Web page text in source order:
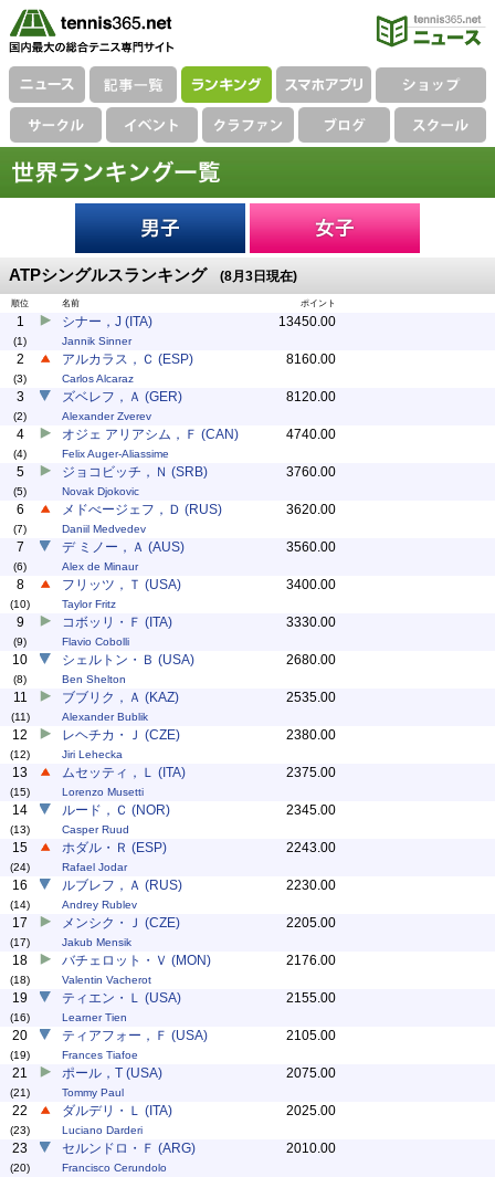
ATPシングルスランキング (8月3日現在)
順位 名前 ポイント
1
(1)
シナー，J (ITA)
Jannik Sinner
13450.00
2
(3)
アルカラス，Ｃ (ESP)
Carlos Alcaraz
8160.00
3
(2)
ズベレフ，Ａ (GER)
Alexander Zverev
8120.00
4
(4)
オジェ アリアシム，Ｆ (CAN)
Felix Auger-Aliassime
4740.00
5
(5)
ジョコビッチ，Ｎ (SRB)
Novak Djokovic
3760.00
6
(7)
メドべージェフ，Ｄ (RUS)
Daniil Medvedev
3620.00
7
(6)
デ ミノー，Ａ (AUS)
Alex de Minaur
3560.00
8
(10)
フリッツ，Ｔ (USA)
Taylor Fritz
3400.00
9
(9)
コボッリ・Ｆ (ITA)
Flavio Cobolli
3330.00
10
(8)
シェルトン・Ｂ (USA)
Ben Shelton
2680.00
11
(11)
ブブリク，Ａ (KAZ)
Alexander Bublik
2535.00
12
(12)
レヘチカ・Ｊ (CZE)
Jiri Lehecka
2380.00
13
(15)
ムセッティ，Ｌ (ITA)
Lorenzo Musetti
2375.00
14
(13)
ルード，Ｃ (NOR)
Casper Ruud
2345.00
15
(24)
ホダル・Ｒ (ESP)
Rafael Jodar
2243.00
16
(14)
ルブレフ，Ａ (RUS)
Andrey Rublev
2230.00
17
(17)
メンシク・Ｊ (CZE)
Jakub Mensik
2205.00
18
(18)
バチェロット・Ｖ (MON)
Valentin Vacherot
2176.00
19
(16)
ティエン・Ｌ (USA)
Learner Tien
2155.00
20
(19)
ティアフォー，Ｆ (USA)
Frances Tiafoe
2105.00
21
(21)
ポール，T (USA)
Tommy Paul
2075.00
22
(23)
ダルデリ・Ｌ (ITA)
Luciano Darderi
2025.00
23
(20)
セルンドロ・Ｆ (ARG)
Francisco Cerundolo
2010.00